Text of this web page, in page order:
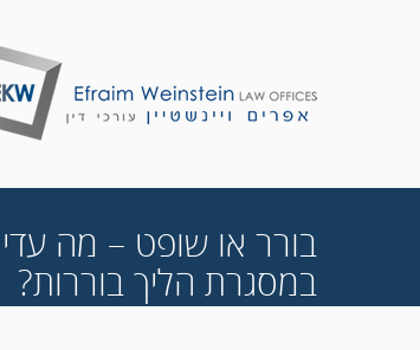
בורר או שופט – מה
במסגרת הליך בוררות?